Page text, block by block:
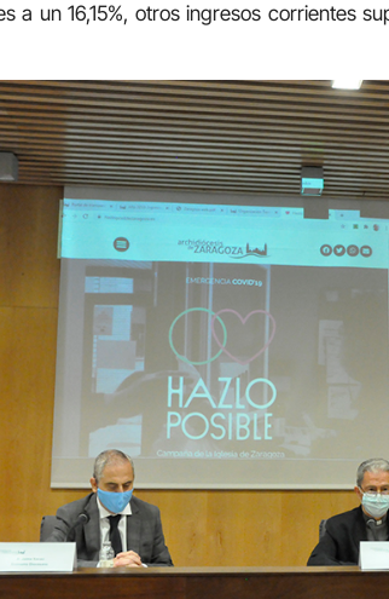
a un 16,15%, otros ingresos corrientes